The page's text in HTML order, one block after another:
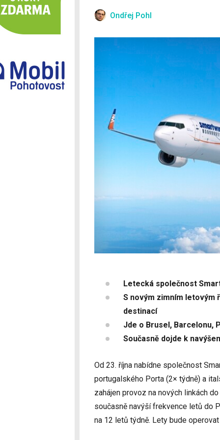
Ondřej Pohl
Letecká společnost
S novým zimním letovým
destinací
Jde o Brusel, Barcelonu,
Současně dojde k
Od 23. října nabídne společnost
portugalského Porta (2× týdně) a
zahájen provoz na nových linkách
současně navýší frekvence letů do
na 12 letů týdně. Lety bude